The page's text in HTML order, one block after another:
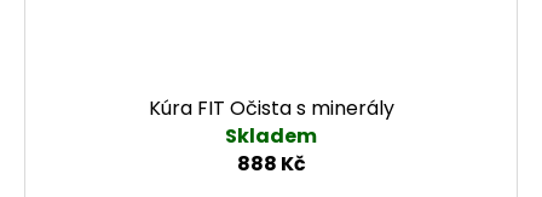
Kúra FIT Očista s minerály
Skladem
888 Kč